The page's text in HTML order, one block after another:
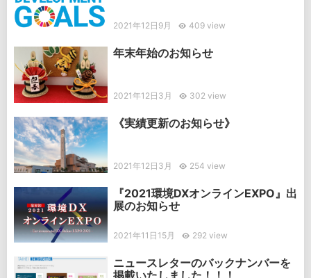
2021年12日9月 409 view
年末年始のお知らせ
2021年12日3月 302 view
《実績更新のお知らせ》
2021年12日3月 254 view
『2021環境DXオンラインEXPO』出
展のお知らせ
2021年11日15月 292 view
ニュースレターのバックナンバーを